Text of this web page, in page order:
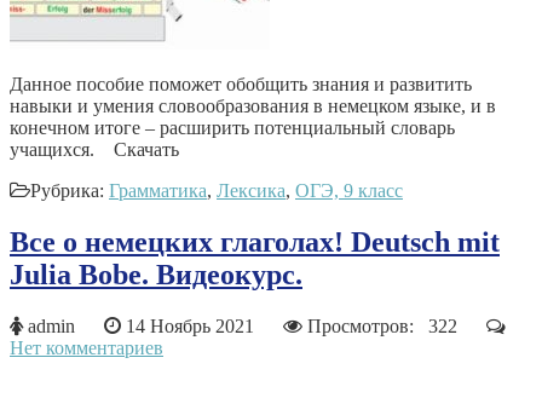
Данное пособие поможет обобщить знания и развитить
навыки и умения словообразования в немецком языке, и в
конечном итоге – расширить потенциальный словарь
учащихся. Скачать
Рубрика: Грамматика, Лексика, ОГЭ, 9 класс
Все о немецких глаголах! Deutsch mit
Julia Bobe. Видеокурс.
admin 14 Ноябрь 2021
Просмотров: 322
Нет комментариев